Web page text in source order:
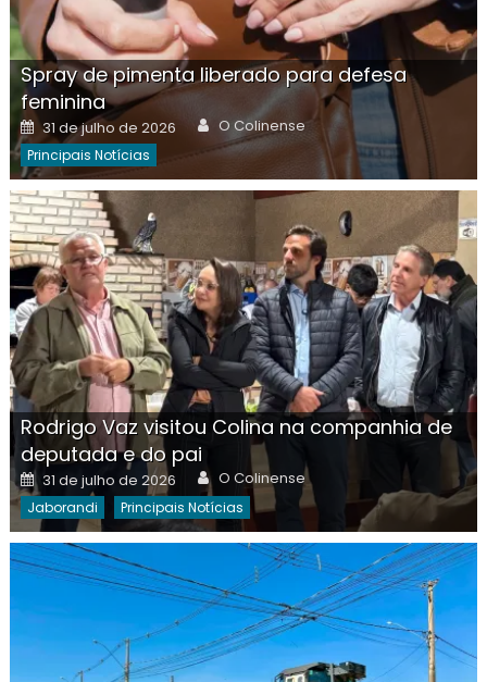
Spray de pimenta liberado para defesa
feminina
Posted
on
31 de julho de 2026 Author
O Colinense
Principais Notícias
Rodrigo Vaz visitou Colina na companhia de
deputada e do pai
Posted
on
31 de julho de 2026 Author
O Colinense
Jaborandi Principais Notícias